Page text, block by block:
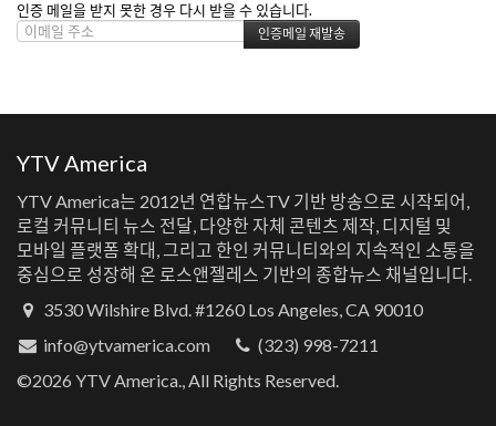
인증 메일을 받지 못한 경우 다시 받을 수 있습니다.
YTV America
YTV America는 2012년 연합뉴스TV 기반 방송으로 시작되어,
로컬 커뮤니티 뉴스 전달, 다양한 자체 콘텐츠 제작, 디지털 및
모바일 플랫폼 확대, 그리고 한인 커뮤니티와의 지속적인 소통을
중심으로 성장해 온 로스앤젤레스 기반의 종합뉴스 채널입니다.
3530 Wilshire Blvd. #1260 Los Angeles, CA 90010
info@ytvamerica.com
(323) 998-7211
©2026 YTV America., All Rights Reserved.